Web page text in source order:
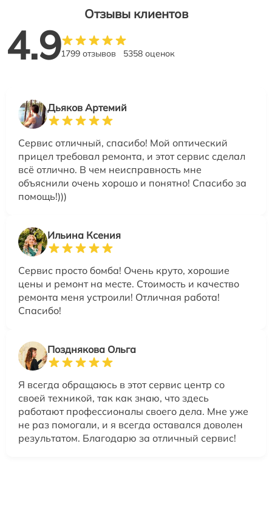
Отзывы клиентов
4.91799 отзывов 5358 оценок
Дьяков Артемий
Сервис отличный, спасибо! Мой оптический
прицел требовал ремонта, и этот сервис сделал
всё отлично. В чем неисправность мне
объяснили очень хорошо и понятно! Спасибо за
помощь!)))
Ильина Ксения
Сервис просто бомба! Очень круто, хорошие
цены и ремонт на месте. Стоимость и качество
ремонта меня устроили! Отличная работа!
Спасибо!
Позднякова Ольга
Я всегда обращаюсь в этот сервис центр со
своей техникой, так как знаю, что здесь
работают профессионалы своего дела. Мне уже
не раз помогали, и я всегда оставался доволен
результатом. Благодарю за отличный сервис!